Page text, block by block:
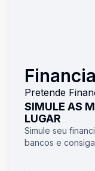
Pretende
SIMULE AS
LUGAR
Simule seu
bancos e